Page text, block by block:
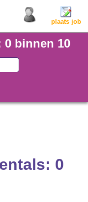
plaats job
0 binnen 10
0